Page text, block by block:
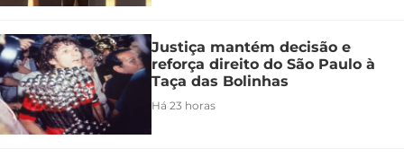
Justiça mantém decisão e
reforça direito do São Paulo à
Taça das Bolinhas
Há 23 horas